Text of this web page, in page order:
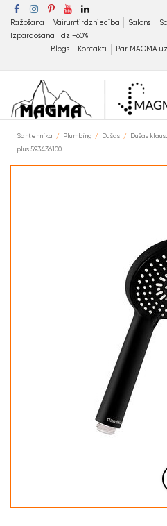
Ražošana Vairumtirdzniecība Salons
Izpārdošana līdz −60%
Blogs
Kontakti Par MAGMA
Santehnika Plumbing Dušas Dušas
plus 593436100